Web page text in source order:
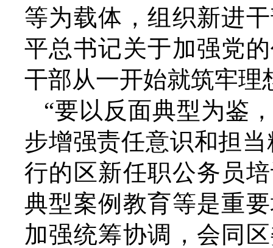
等为载体，组织新进
平总书记关于加强党
干部从一开始就筑牢理
“要以反面典型为鉴
步增强责任意识和担
行的区新任职公务员
典型案例教育等是重
加强统筹协调，会同